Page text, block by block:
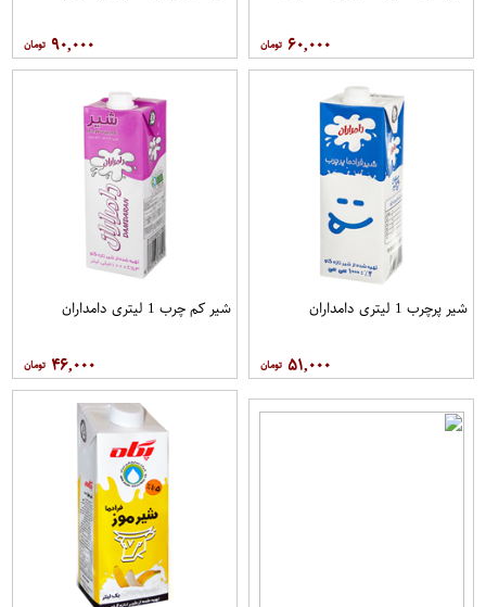
۶۰,۰۰۰ ۹۰,۰۰۰
شیر پرچرب 1 لیتری دامداران
۵۱,۰۰۰
شیر کم چرب 1 لیتری دامداران
۴۶,۰۰۰